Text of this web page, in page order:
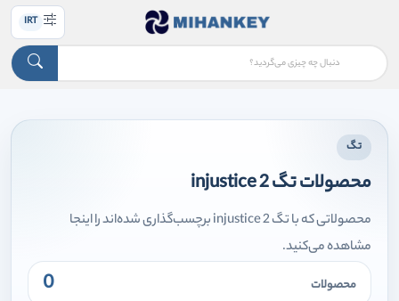
IRT
تگ
محصولات تگ injustice 2
محصولاتی که با تگ injustice 2 برچسب‌گذاری شده‌اند را اینجا
مشاهده می‌کنید.
محصولات 0